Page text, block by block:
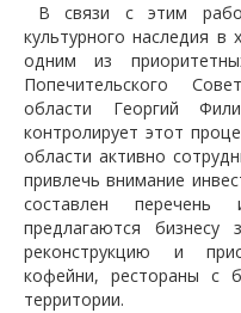
В связи с этим
культурного наследия в
одним из
Попечительского
области Георгий
контролирует этот
области активно
привлечь внимание
составлен
предлагаются
реконструкцию и
кофейни, рестораны с
территории.